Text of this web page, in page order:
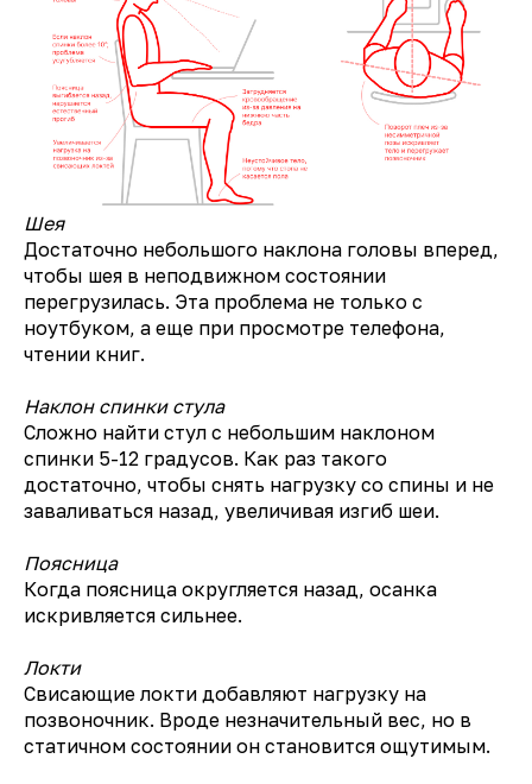
Шея
Достаточно небольшого наклона головы вперед,
чтобы шея в неподвижном состоянии
перегрузилась. Эта проблема не только с
ноутбуком, а еще при просмотре телефона,
чтении книг.
Наклон спинки стула
Сложно найти стул с небольшим наклоном
спинки 5-12 градусов. Как раз такого
достаточно, чтобы снять нагрузку со спины и не
заваливаться назад, увеличивая изгиб шеи.
Поясница
Когда поясница округляется назад, осанка
искривляется сильнее.
Локти
Свисающие локти добавляют нагрузку на
позвоночник. Вроде незначительный вес, но в
статичном состоянии он становится ощутимым.